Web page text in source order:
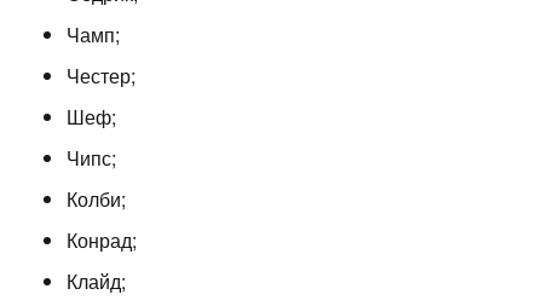
Чамп;
Честер;
Шеф;
Чипс;
Колби;
Конрад;
Клайд;